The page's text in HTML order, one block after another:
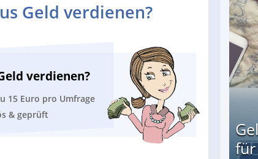
Geld verdienen?
verdienen?
15 Euro pro Umfrage
& geprüft
Heimarbeit ohne PC: Die besten Heimarbeiten